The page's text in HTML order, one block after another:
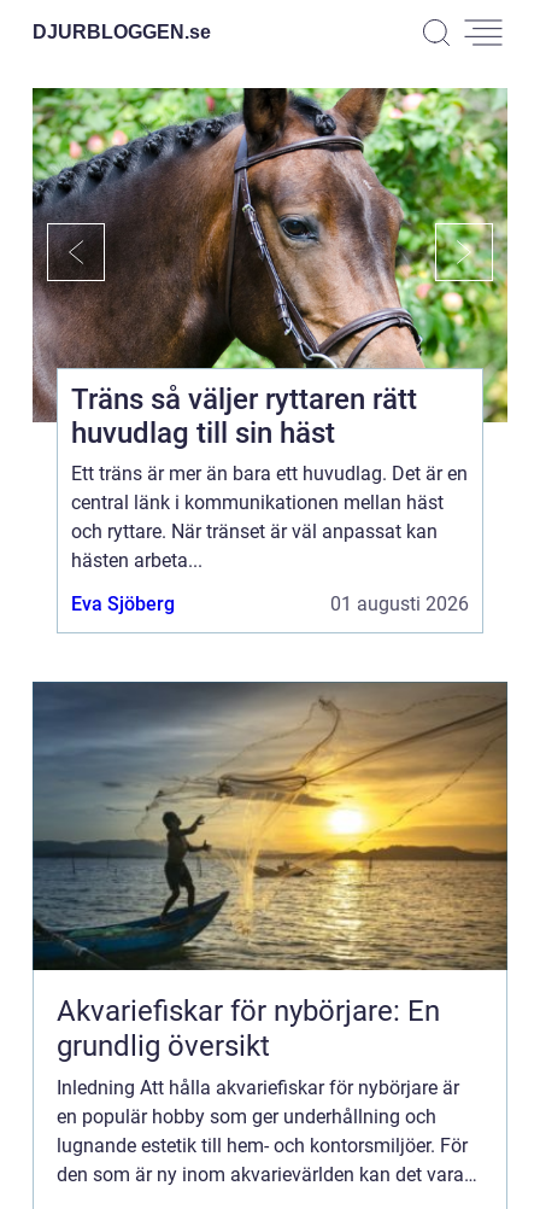
DJURBLOGGEN.se
Träns så väljer ryttaren rätt
huvudlag till sin häst
Ett träns är mer än bara ett huvudlag. Det är en
central länk i kommunikationen mellan häst
och ryttare. När tränset är väl anpassat kan
hästen arbeta...
Eva Sjöberg
01 augusti 2026
Akvariefiskar för nybörjare: En
grundlig översikt
Inledning Att hålla akvariefiskar för nybörjare är
en populär hobby som ger underhållning och
lugnande estetik till hem- och kontorsmiljöer. För
den som är ny inom akvarievärlden kan det vara